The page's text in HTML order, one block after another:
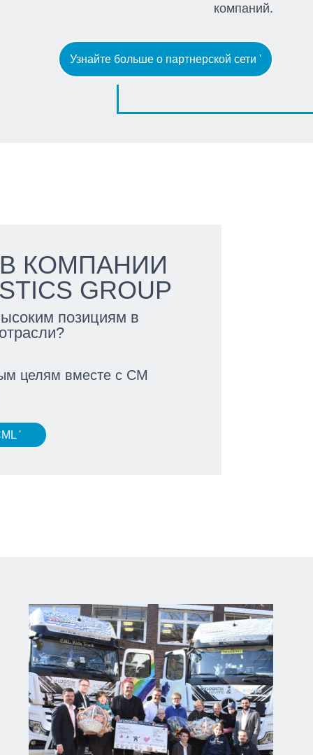
компаний.
Узнайте больше о партнерской сети '
КОМПАНИИ
GROUP
позициям в
целям вместе с CM
'